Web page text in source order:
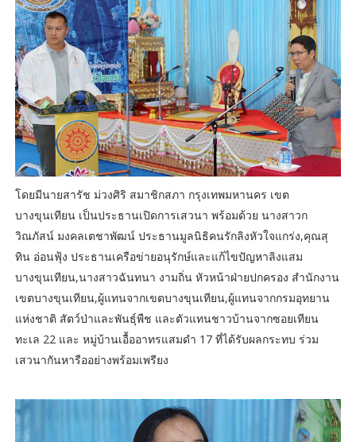
โดยมีนายสารัช ม่วงศิริ สมาชิกสภา กรุงเทพมหานคร เขต
บางขุนเทียน เป็นประธานเปิดการเสวนา พร้อมด้วย นางสาวก
วิณภัสน์ มงคลเตชาพัฒน์ ประธานมูลนิธิคนรักลิงหัวใจแกร่ง,คุณสุ
ทิน อ่อนฟุ้ง ประธานเครือข่ายอนุรักษ์และแก้ไขปัญหาลิงแสม
บางขุนเทียน,นางสาวฉันทนา งามถิ่น หัวหน้าฝ่ายปกครอง สำนักงาน
เขตบางขุนเทียน,ผู้แทนจากเขตบางขุนเทียน,ผู้แทนจากกรมอุทยาน
แห่งชาติ สัตว์ป่าและพันธุ์พืช และตัวแทนชาวบ้านจากซอยเทียน
ทะเล 22 และ หมู่บ้านเอื้ออาทรแสมดำ 17 ที่ได้รับผลกระทบ ร่วม
เสวนากันหารืออย่างพร้อมเพรียง